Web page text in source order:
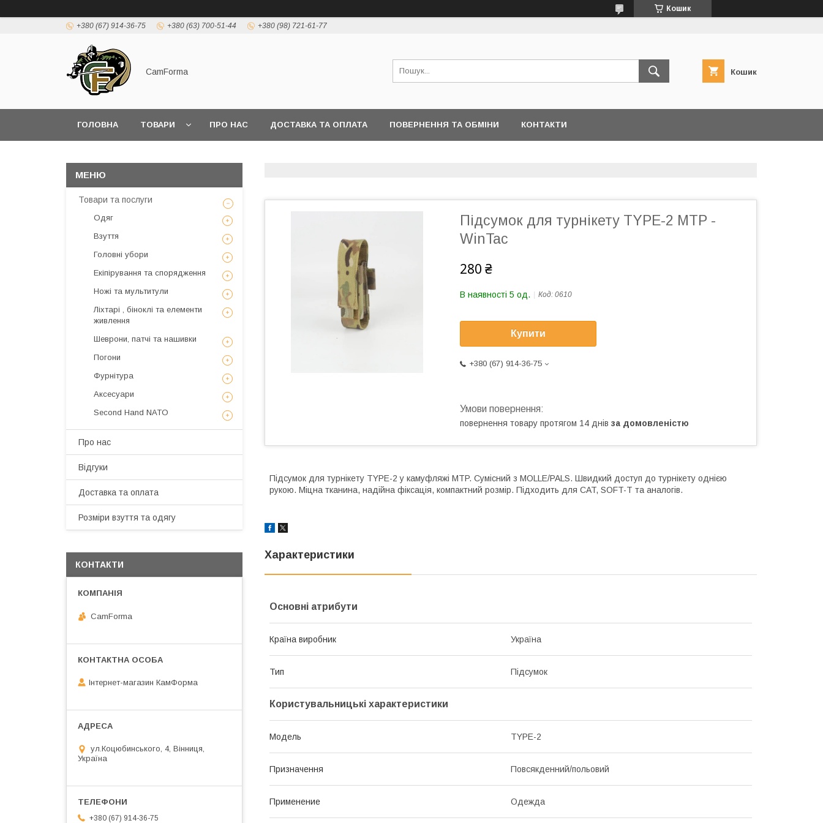
Кошик
+380 (67) 914-36-75 +380 (63) 700-51-44 +380 (98) 721-61-77
CamForma Кошик
ГОЛОВНА ТОВАРИ ПРО НАС ДОСТАВКА ТА ОПЛАТА ПОВЕРНЕННЯ ТА ОБМІНИ КОНТАКТИ
Підсумок для турнікету TYPE-2 МТР -
WinTac
280 ₴
В наявності 5 од. Код: 0610
Купити
+380 (67) 914-36-75
повернення товару протягом 14 днів за домовленістю
Підсумок для турнікету TYPE-2 у камуфляжі MTP. Сумісний з MOLLE/PALS. Швидкий доступ до турнікету однією
рукою. Міцна тканина, надійна фіксація, компактний розмір. Підходить для CAT, SOFT-T та аналогів.
Характеристики
Основні атрибути
Країна виробник Україна
Тип Підсумок
Користувальницькі характеристики
Модель TYPE-2
Призначення Повсякденний/польовий
Применение Одежда
Товари та послуги
Одяг
Взуття
Головні убори
Екіпірування та спорядження
Ножі та мультитули
Ліхтарі , біноклі та елементи
живлення
Шеврони, патчі та нашивки
Погони
Фурнітура
Аксесуари
Second Hand NATO
Про нас
Відгуки
Доставка та оплата
Розміри взуття та одягу
КОНТАКТИ
CamForma
Інтернет-магазин КамФорма
ул.Коцюбинського, 4, Вінниця,
Україна
+380 (67) 914-36-75